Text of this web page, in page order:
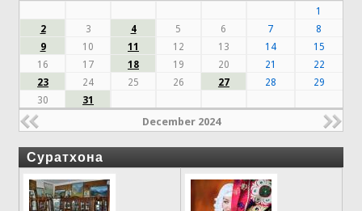
1
2
3 4 5 6 7
8
9
10 11 12 13 14
15
16
17 18 19 20 21
22
23
24 25 26 27 28
29
30
31
December 2024
Суратхона